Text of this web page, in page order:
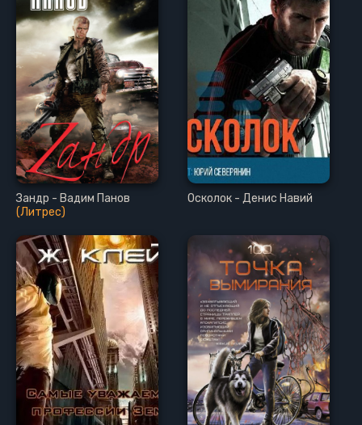
Зандр - Вадим Панов
(Литрес)
Осколок - Денис Навий